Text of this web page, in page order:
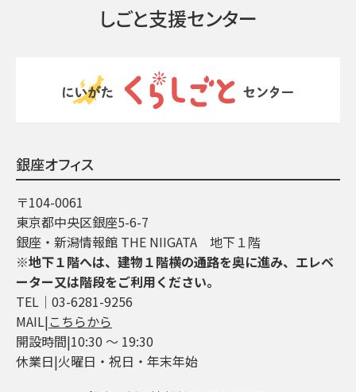
しごと支援センター
銀座オフィス
〒104-0061
東京都中央区銀座5-6-7
銀座・新潟情報館 THE NIIGATA 地下１階
※地下１階へは、建物１階横の通路を奥に進み、エレベ
ーター又は階段をご利用ください。
TEL│03-6281-9256
MAIL|こちらから
開設時間|10:30 ～ 19:30
休業日|火曜日・祝日・年末年始